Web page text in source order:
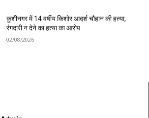
कुशीनगर में 14 वर्षीय किशोर आदर्श चौहान की हत्या,
रंगदारी न देने का हत्या का आरोप
02/08/2026